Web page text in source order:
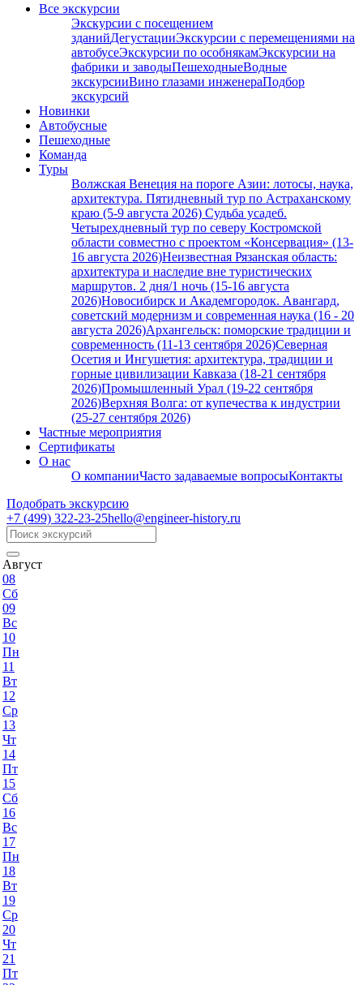
Все экскурсии
Экскурсии с посещением
зданийДегустацииЭкскурсии с перемещениями на
автобусеЭкскурсии по особнякамЭкскурсии на
фабрики и заводыПешеходныеВодные
экскурсииВино глазами инженераПодбор
экскурсий
Новинки
Автобусные
Пешеходные
Команда
Туры
Волжская Венеция на пороге Азии: лотосы, наука,
архитектура. Пятидневный тур по Астраханскому
краю (5-9 августа 2026) Судьба усадеб.
Четырехдневный тур по северу Костромской
области совместно с проектом «Консервация» (13-
16 августа 2026)Неизвестная Рязанская область:
архитектура и наследие вне туристических
маршрутов. 2 дня/1 ночь (15-16 августа
2026)Новосибирск и Академгородок. Авангард,
советский модернизм и современная наука (16 - 20
августа 2026)Архангельск: поморские традиции и
современность (11-13 сентября 2026)Северная
Осетия и Ингушетия: архитектура, традиции и
горные цивилизации Кавказа (18-21 сентября
2026)Промышленный Урал (19-22 сентября
2026)Верхняя Волга: от купечества к индустрии
(25-27 сентября 2026)
Частные мероприятия
Сертификаты
О нас
О компанииЧасто задаваемые вопросыКонтакты
Подобрать экскурсию
+7 (499) 322-23-25hello@engineer-history.ru
Август
08
Сб
09
Вс
10
Пн
11
Вт
12
Ср
13
Чт
14
Пт
15
Сб
16
Вс
17
Пн
18
Вт
19
Ср
20
Чт
21
Пт